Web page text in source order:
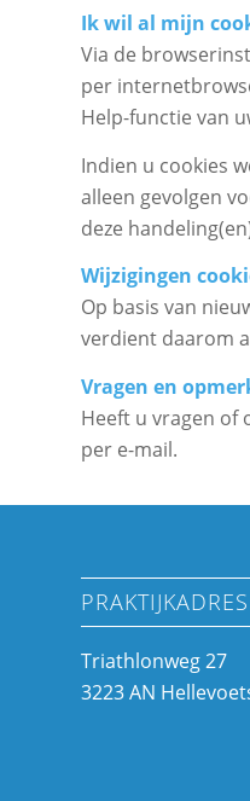
Ik wil al mijn
Via de
per
Help-functie van
Indien u cookies
alleen gevolgen
deze
Wijzigingen
Op basis van
verdient daarom
Vragen en
Heeft u vragen of
per e-mail.
PRAKTIJKADRES
Triathlonweg 27
3223 AN